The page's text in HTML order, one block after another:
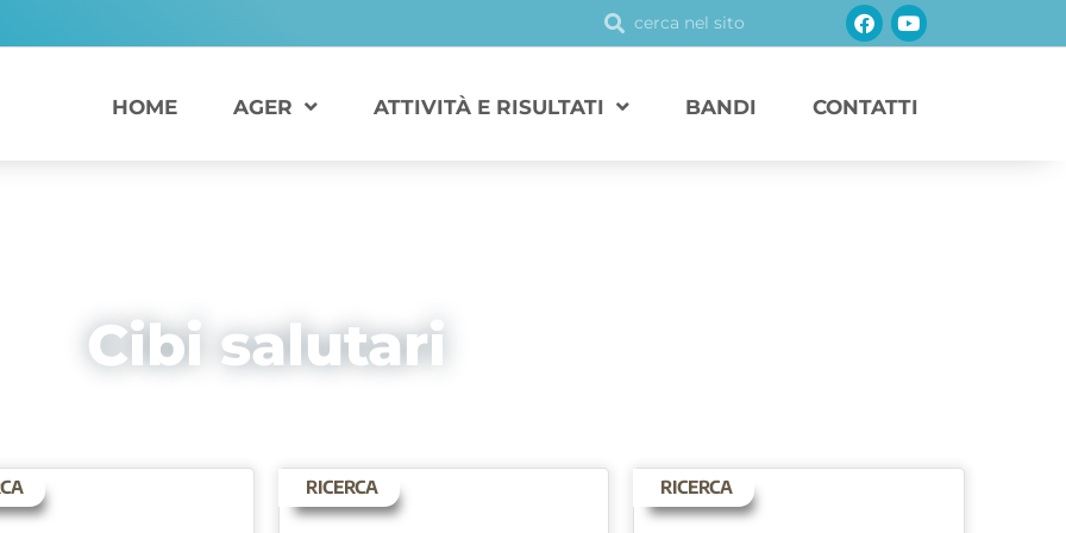
CercaCerca Facebook
Youtube
HOME AGER ATTIVITÀ E RISULTATI BANDI CONTATTI
Cibi salutari
RICERCA RICERCA